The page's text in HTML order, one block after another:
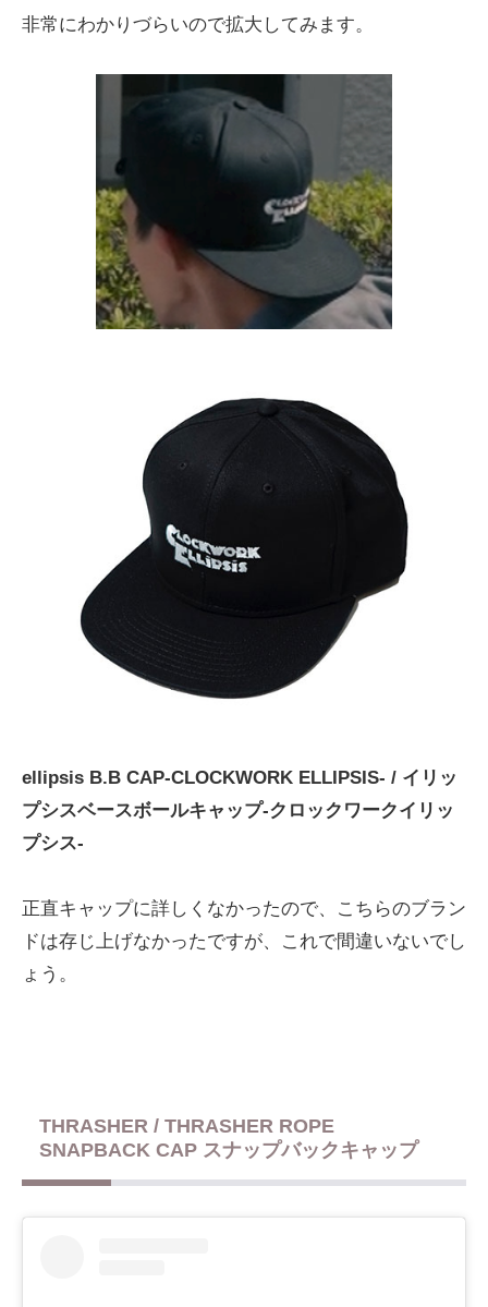
非常にわかりづらいので拡大してみます。
ellipsis B.B CAP-CLOCKWORK ELLIPSIS- / イリッ
プシスベースボールキャップ-クロックワークイリッ
プシス-
正直キャップに詳しくなかったので、こちらのブラン
ドは存じ上げなかったですが、これで間違いないでし
ょう。
THRASHER / THRASHER ROPE
SNAPBACK CAP スナップバックキャップ